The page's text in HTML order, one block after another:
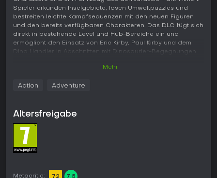
Spieler erkunden Inselgebiete, lösen Umweltpuzzles und
bestreiten leichte Kampfsequenzen mit den neuen Figuren
und den bereits verfügbaren Charakteren. Das DLC fügt sich
direkt in bestehende Level und Hub-Bereiche ein und
ermöglicht den Einsatz von Eric Kirby, Paul Kirby und dem
Dino Handler in Abschnitten mit Dinosaurier-Begegnungen.
Adventure-Mechaniken, die hier auf eine Dinosaurier-Welt
Fähigkeiten für neue Wege und steuern Fahrzeuge, um
offene Inselgebiete zu durchqueren. Das Animal Control
Vehicle hilft dabei, Dinosaurier auf dem Gelände zu orten
und anzunähern, und verbindet so Erkundung mit Puzzle-
Elementen, bei denen der Spieler häufig zwischen
Umweltgefahren, während größere Dinosaurier meist in
+Mehr
Action Adventure
Altersfreigabe
Metacritic: 72 7.5